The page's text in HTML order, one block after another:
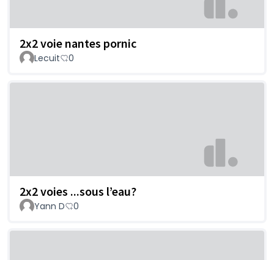
2x2 voie nantes pornic
Lecuit 0
2x2 voies ...sous l’eau?
Yann D 0